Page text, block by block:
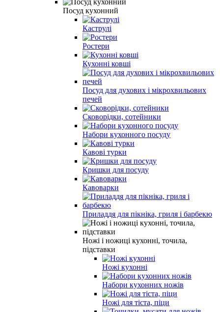
Посуд кухонний
Каструлі
Ростери
Кухонні ковші
Посуд для духових і мікрохвильових
печей
Сковорідки, сотейники
Набори кухонного посуду
Кавові турки
Кришки для посуду
Кавоварки
Приладдя для пікніка, гриля і барбекю
Ножі і ножиці кухонні, точила,
підставки
Ножі кухонні
Набори кухонних ножів
Ножі для тіста, піци